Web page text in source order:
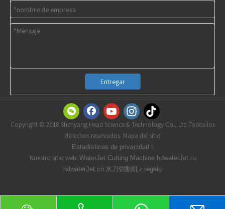
Entregar
Copyright © 2018 Shenyang Head Science & Technology Co., Ltd Todos los
derechos reservados. Mapa del sitio
Estadísticas de privacidad t
Nuestro sitio web: WaterJet Cutting Machine hdwaterJet.ru
hdwaterJet.cn 水刀切割机 с regalo